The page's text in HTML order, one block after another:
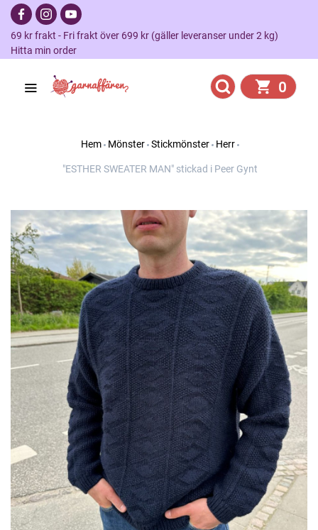
69 kr frakt - Fri frakt över 699 kr (gäller leveranser under 2 kg)
Hitta min order
0
Hem Mönster Stickmönster Herr
"ESTHER SWEATER MAN" stickad i Peer Gynt